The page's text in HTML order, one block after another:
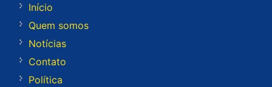
Início
Quem somos
Notícias
Contato
Política